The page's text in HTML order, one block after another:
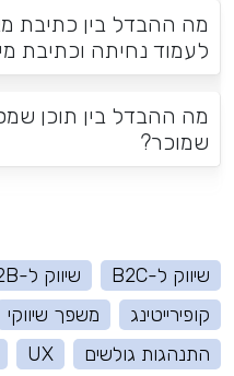
לעמוד נחיתה וכתיבת
מה ההבדל בין תוכן
שמוכר?
שיווק ל-B2C שיווק ל-B2B
קופירייטינג
משפך שיווקי
התנהגות גולשים
UX